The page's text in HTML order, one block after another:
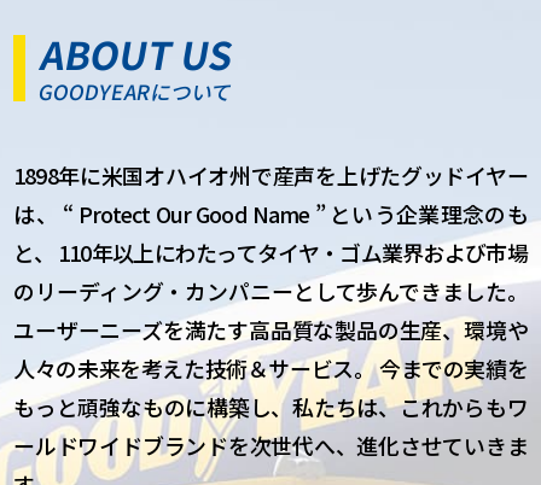
ABOUT US
GOODYEARについて
1898年に米国オハイオ州で産声を上げたグッドイヤー
は、
“ Protect Our Good Name ” という企業理念のも
と、
110年以上にわたってタイヤ・ゴム業界および市場
のリーディング・カンパニーとして歩んできました。
ユーザーニーズを満たす高品質な製品の生産、環境や
人々の未来を考えた技術＆サービス。今までの実績を
もっと頑強なものに構築し、私たちは、これからもワ
ールドワイドブランドを次世代へ、進化させていきま